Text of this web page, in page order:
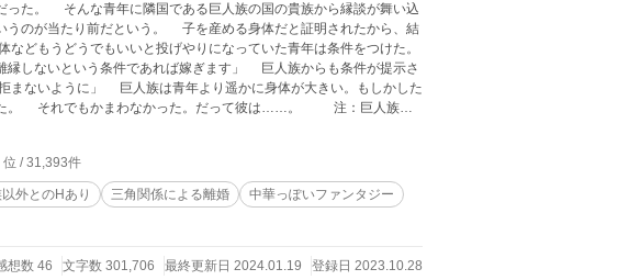
った。 そんな青年に隣国である巨人族の国の貴族から縁談が舞い込
うのが当たり前だという。 子を産める身体だと証明されたから、結
どもうどうでもいいと投げやりになっていた青年は条件をつけた。
縁しないという条件であれば嫁ぎます」 巨人族からも条件が提示さ
まないように」 巨人族は青年より遥かに身体が大きい。もしかした
た。 それでもかまわなかった。だって彼は……。 注：巨人族の
最初の頃は不憫です。 巨人族の夫たち４人（＋α？は終わりの方）×
がもう一人増えます） ＋αとの性行為を含む場面には※がついてい
レイ／舌フェラ／夫に見守られながらのえっち？（愛は溢れてる／
！
位 / 31,393件
外とのHあり 三角関係による離婚
中華っぽいファンタジー
想数 46 文字数 301,706 最終更新日 2024.01.19 登録日 2023.10.28